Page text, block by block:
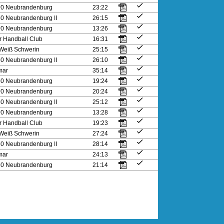
Neubrandenburg
23:22
Neubrandenburg II
26:15
Neubrandenburg
13:26
Handball Club
16:31
Schwerin
25:15
Neubrandenburg II
26:10
35:14
Neubrandenburg
19:24
Neubrandenburg
20:24
Neubrandenburg II
25:12
Neubrandenburg
13:28
Handball Club
19:23
Schwerin
27:24
Neubrandenburg II
28:14
24:13
Neubrandenburg 21:14